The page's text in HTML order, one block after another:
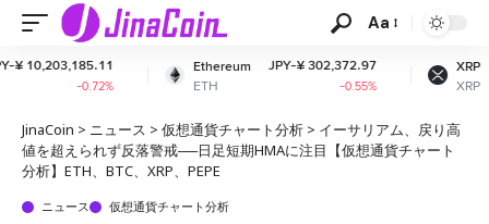
Aa
Ethereum
ETH
JPY-¥ 302,372.97
XRP
XRP
JPY-¥ 164.18
-3.18%
JinaCoin > ニュース > 仮想通貨チャート分析 > イーサリアム、戻り高
値を超えられず反落警戒──日足短期HMAに注目【仮想通貨チャート
分析】ETH、BTC、XRP、PEPE
ニュース 仮想通貨チャート分析